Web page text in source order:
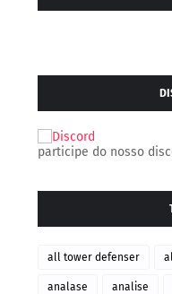
participe do nosso
all tower defenser
analase analise